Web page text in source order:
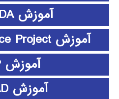
آموزش MAXQDA
آموزش Microsoft Office Project
آموزش PHP
آموزش PSCAD